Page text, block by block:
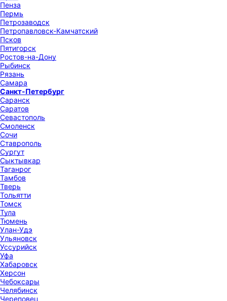
Пенза
Пермь
Петрозаводск
Петропавловск-Камчатский
Псков
Пятигорск
Ростов-на-Дону
Рыбинск
Рязань
Самара
Санкт-Петербург
Саранск
Саратов
Севастополь
Смоленск
Сочи
Ставрополь
Сургут
Сыктывкар
Таганрог
Тамбов
Тверь
Тольятти
Томск
Тула
Тюмень
Улан-Удэ
Ульяновск
Уссурийск
Уфа
Хабаровск
Херсон
Чебоксары
Челябинск
Череповец